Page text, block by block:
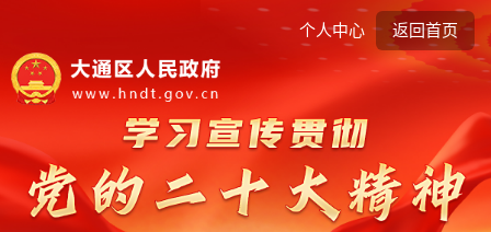
返回首页
个人中心